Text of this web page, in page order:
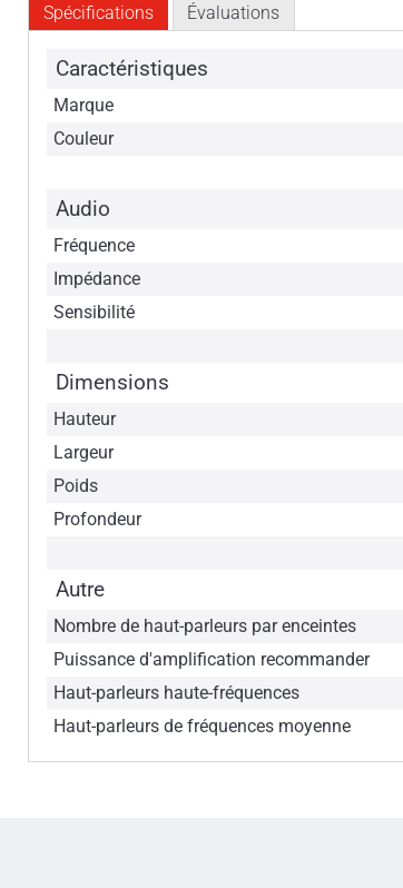
Spécifications Évaluations
Caractéristiques
Marque
Couleur
Audio
Fréquence
Impédance
Sensibilité
Dimensions
Hauteur
Largeur
Poids
Profondeur
Autre
Nombre de haut-parleurs par enceintes
Puissance d'amplification recommander
Haut-parleurs haute-fréquences
Haut-parleurs de fréquences moyenne